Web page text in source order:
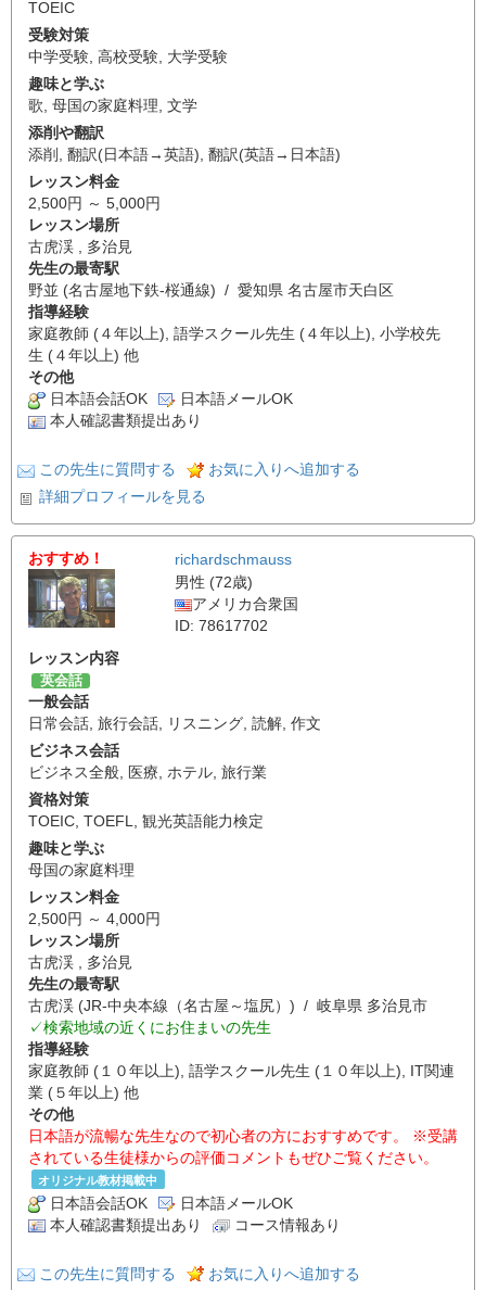
TOEIC
受験対策
中学受験, 高校受験, 大学受験
趣味と学ぶ
歌, 母国の家庭料理, 文学
添削や翻訳
添削 , 翻訳(日本語→英語), 翻訳(英語→日本語)
レッスン料金
2,500円 ～ 5,000円
レッスン場所
古虎渓 , 多治見
先生の最寄駅
野並 (名古屋地下鉄-桜通線) / 愛知県 名古屋市天白区
指導経験
家庭教師 (４年以上), 語学スクール先生 (４年以上), 小学校先
生 (４年以上) 他
その他
日本語会話OK
日本語メールOK
本人確認書類提出あり
この先生に質問する
お気に入りへ追加する
詳細プロフィールを見る
おすすめ！
richardschmauss
男性 (72歳)
アメリカ合衆国
ID: 78617702
レッスン内容
英会話
一般会話
日常会話 旅行会話 リスニング 読解 作文
ビジネス会話
ビジネス全般
医療 ホテル 旅行業
資格対策
TOEIC TOEFL
観光英語能力検定
趣味と学ぶ
母国の家庭料理
レッスン料金
2,500円 ～ 4,000円
レッスン場所
古虎渓 , 多治見
先生の最寄駅
古虎渓 (JR-中央本線（名古屋～塩尻）) / 岐阜県 多治見市
✓検索地域の近くにお住まいの先生
指導経験
家庭教師 (１０年以上), 語学スクール先生 (１０年以上), IT関連
業 (５年以上) 他
その他
日本語が流暢な先生なので初心者の方におすすめです。 ※受講
されている生徒様からの評価コメントもぜひご覧ください。
オリジナル教材掲載中
日本語会話OK
日本語メールOK
本人確認書類提出あり
コース情報あり
この先生に質問する
お気に入りへ追加する